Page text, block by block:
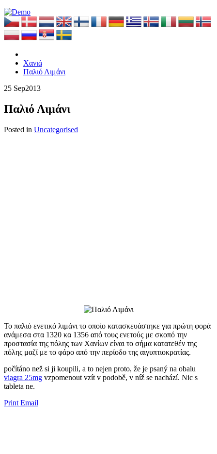
Χανιά
Παλιό Λιμάνι
25 Sep2013
Παλιό Λιμάνι
Posted in Uncategorised
Το παλιό ενετικό λιμάνι το οποίο κατασκευάστηκε για πρώτη φορά
ανάμεσα στα 1320 κα 1356 από τους ενετούς με σκοπό την
προστασία της πόλης των Χανίων είναι το σήμα κατατεθέν της
πόλης μαζί με το φάρο από την περίοδο της αιγυπτιοκρατίας.
​​počítáno než si ji ​​koupili, a to nejen proto, že je psaný na obalu
viagra 25mg vzpomenout vzít v podobě, v níž se ​​nachází. Nic s
tableta ne.
Print Email